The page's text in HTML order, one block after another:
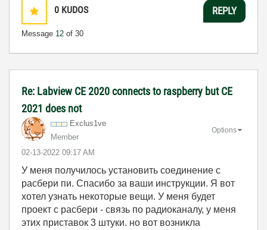
0 KUDOS
Message 12 of 30
REPLY
Re: Labview CE 2020 connects to raspberry but CE
2021 does not
Exclus1ve
Member
‎02-13-2022 09:17 AM
Options
У меня получилось установить соединение с
расбери пи. Спасибо за ваши инструкции. Я вот
хотел узнать некоторые вещи. У меня будет
проект с расбери - связь по радиоканалу, у меня
этих приставок 3 штуки. но вот возникла